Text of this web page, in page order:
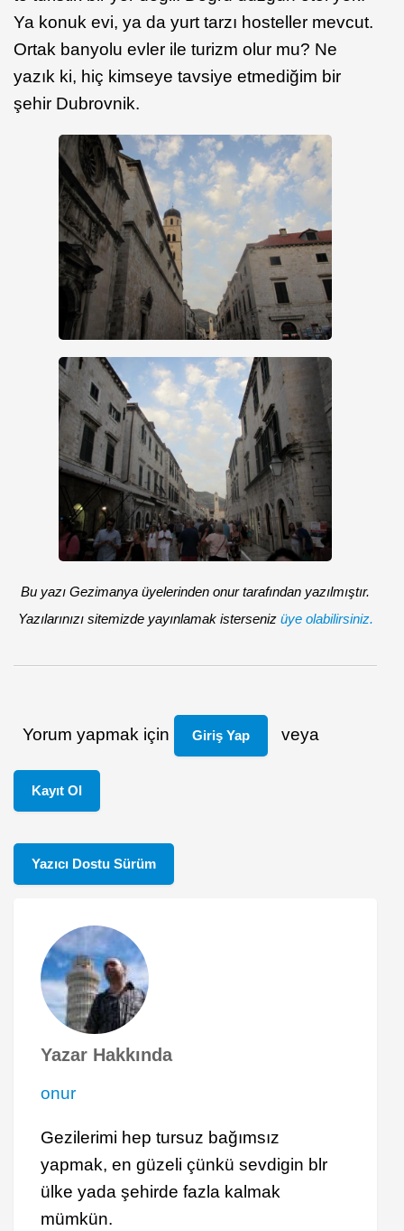
Ya konuk evi, ya da yurt tarzı hosteller mevcut.
Ortak banyolu evler ile turizm olur mu? Ne
yazık ki, hiç kimseye tavsiye etmediğim bir
şehir Dubrovnik.
Bu yazı Gezimanya üyelerinden onur tarafından yazılmıştır.
Yazılarınızı sitemizde yayınlamak isterseniz üye olabilirsiniz.
Yorum yapmak için Giriş Yap veya
Kayıt Ol
Yazıcı Dostu Sürüm
Yazar Hakkında
onur
Gezilerimi hep tursuz bağımsız
yapmak, en güzeli çünkü sevdigin blr
ülke yada şehirde fazla kalmak
mümkün.